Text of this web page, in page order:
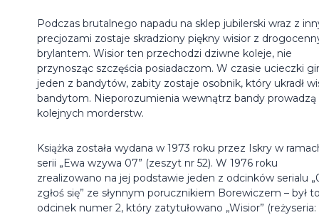
Podczas brutalnego napadu na sklep jubilerski wraz z
precjozami zostaje skradziony piękny wisior z
brylantem. Wisior ten przechodzi dziwne koleje, nie
przynosząc szczęścia posiadaczom. W czasie ucieczki
jeden z bandytów, zabity zostaje osobnik, który ukradł
bandytom. Nieporozumienia wewnątrz bandy prowadzą
kolejnych morderstw.
Książka została wydana w 1973 roku przez Iskry w
serii „Ewa wzywa 07” (zeszyt nr 52). W 1976 roku
zrealizowano na jej podstawie jeden z odcinków serialu
zgłoś się” ze słynnym porucznikiem Borewiczem – był
odcinek numer 2, który zatytułowano „Wisior” (reżyseria: